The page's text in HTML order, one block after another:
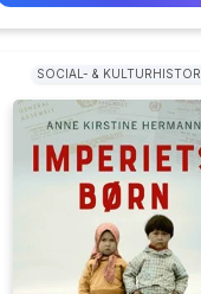
SOCIAL- &